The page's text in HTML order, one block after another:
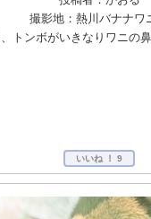
撮影地：熱川バナナワ
トンボがいきなりワニの
いいね ！ 9